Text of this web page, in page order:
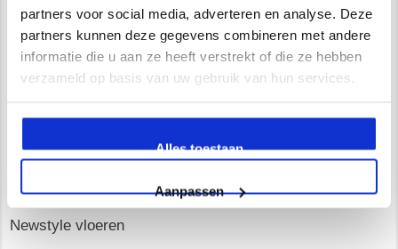
partners voor social media, adverteren en analyse. Deze
partners kunnen deze gegevens combineren met andere
informatie die u aan ze heeft verstrekt of die ze hebben
verzameld op basis van uw gebruik van hun services.
Alles toestaan
Aanpassen
Waarom kiest u voor Newstyle?
Ruim 15 jaar ervaring
UV- bestendige PU gietvloeren
Newstyle vloeren